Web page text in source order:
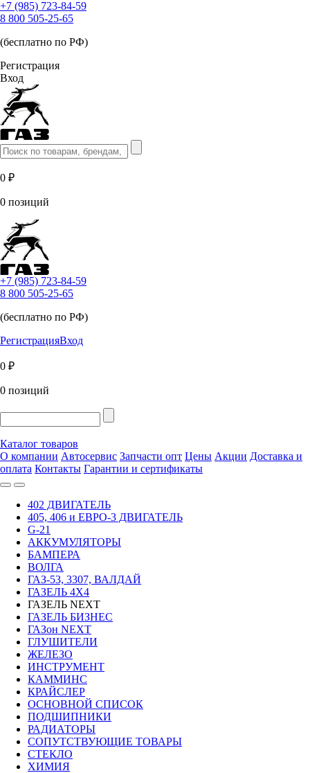
+7 (985) 723-84-59
8 800 505-25-65
(бесплатно по РФ)
Регистрация
Вход
0 ₽
0 позиций
+7 (985) 723-84-59
8 800 505-25-65
(бесплатно по РФ)
РегистрацияВход
0 ₽
0 позиций
Каталог товаров
О компании Автосервис Запчасти опт Цены Акции Доставка и
оплата Контакты Гарантии и сертификаты
402 ДВИГАТЕЛЬ
405, 406 и ЕВРО-3 ДВИГАТЕЛЬ
G-21
АККУМУЛЯТОРЫ
БАМПЕРА
ВОЛГА
ГАЗ-53, 3307, ВАЛДАЙ
ГАЗЕЛЬ 4Х4
ГАЗЕЛЬ NEXT
ГАЗЕЛЬ БИЗНЕС
ГАЗон NEXT
ГЛУШИТЕЛИ
ЖЕЛЕЗО
ИНСТРУМЕНТ
КАММИНС
КРАЙСЛЕР
ОСНОВНОЙ СПИСОК
ПОДШИПНИКИ
РАДИАТОРЫ
СОПУТСТВУЮЩИЕ ТОВАРЫ
СТЕКЛО
ХИМИЯ